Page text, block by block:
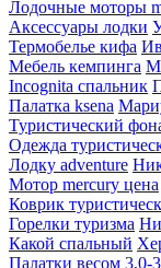
Лодочные моторы
Аксессуары лодки
Термобелье кифа
Мебель кемпинга
Incognita спальник
Палатка ksena
Туристический
Одежда
Лодку adventure
Мотор mercury цена
Коврик
Горелки туризма
Какой спальный
Палатки весом